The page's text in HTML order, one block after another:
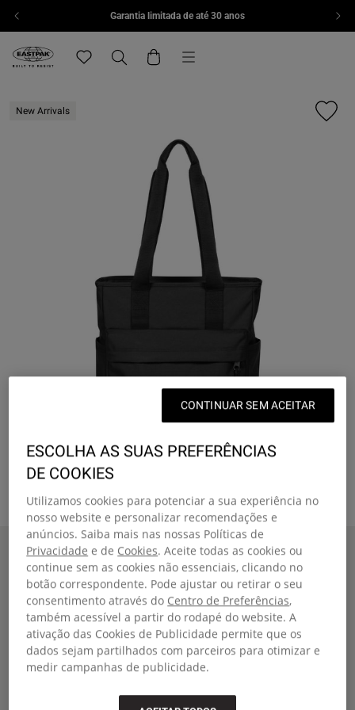
Skip to content Garantia limitada de até 30 anos
Eastpak, go to eu.eastpak.com home page
Menu
New Arrivals
Home
TOTE POCKET
New Arrivals
TOTE POCKET
Mala de ombro média com bolsa para portátil e alça para trolley
€60,00
Cor:Black
ESCOLHA AS SUAS PREFERÊNCIAS
DE COOKIES
Utilizamos cookies para potenciar a sua experiência no
nosso website e personalizar recomendações e
anúncios. Saiba mais nas nossas Políticas de
Privacidade e de Cookies. Aceite todas as cookies ou
continue sem as cookies não essenciais, clicando no
botão correspondente. Pode ajustar ou retirar o seu
consentimento através do Centro de Preferências,
também acessível a partir do rodapé do website. A
ativação das Cookies de Publicidade permite que os
dados sejam partilhados com parceiros para otimizar e
medir campanhas de publicidade.
CONTINUAR SEM ACEITAR